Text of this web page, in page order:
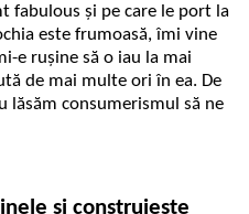
fabulous și pe care le port la
este frumoasă, îmi vine
e rușine să o iau la mai
de mai multe ori în ea. De
lăsăm consumerismul să ne
și construiește